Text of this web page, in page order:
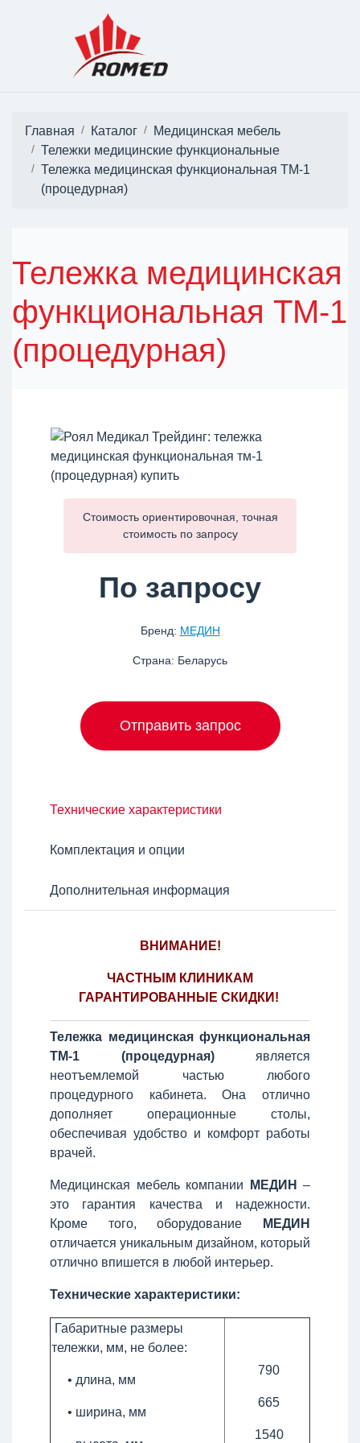
Главная Каталог
Медицинская мебель
Тележки медицинские функциональные
Тележка медицинская функциональная ТМ-1
(процедурная)
Тележка медицинская
функциональная ТМ-1
(процедурная)
Стоимость ориентировочная, точная
стоимость по запросу
По запросу
Бренд: МЕДИН
Страна: Беларусь
Отправить запрос
Технические характеристики
Комплектация и опции
Дополнительная информация
ВНИМАНИЕ!
ЧАСТНЫМ КЛИНИКАМ
ГАРАНТИРОВАННЫЕ СКИДКИ!
Тележка медицинская функциональная
ТМ-1 (процедурная)является
неотъемлемой частью любого
процедурного кабинета. Она отлично
дополняет операционные столы,
обеспечивая удобство и комфорт работы
врачей.
Медицинская мебель компании МЕДИН –
это гарантия качества и надежности.
Кроме того, оборудование
МЕДИН
отличается уникальным дизайном, который
отлично впишется в любой интерьер.
Технические характеристики:
Габаритные размеры
тележки, мм, не более:
• длина, мм
• ширина, мм
790
665
1540